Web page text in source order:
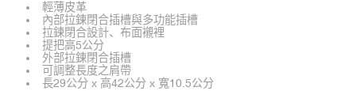
輕薄皮革
內部拉鍊閉合插槽與多功能插槽
拉鍊閉合設計、布面襯裡
提把高5公分
外部拉鍊閉合插槽
可調整長度之肩帶
長29公分 x 高42公分 x 寬10.5公分